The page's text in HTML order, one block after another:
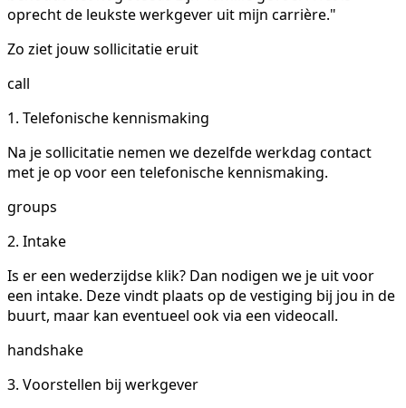
oprecht de leukste werkgever uit mijn carrière."
Zo ziet jouw sollicitatie eruit
call
1. Telefonische kennismaking
Na je sollicitatie nemen we dezelfde werkdag contact
met je op voor een telefonische kennismaking.
groups
2. Intake
Is er een wederzijdse klik? Dan nodigen we je uit voor
een intake. Deze vindt plaats op de vestiging bij jou in de
buurt, maar kan eventueel ook via een videocall.
handshake
3. Voorstellen bij werkgever